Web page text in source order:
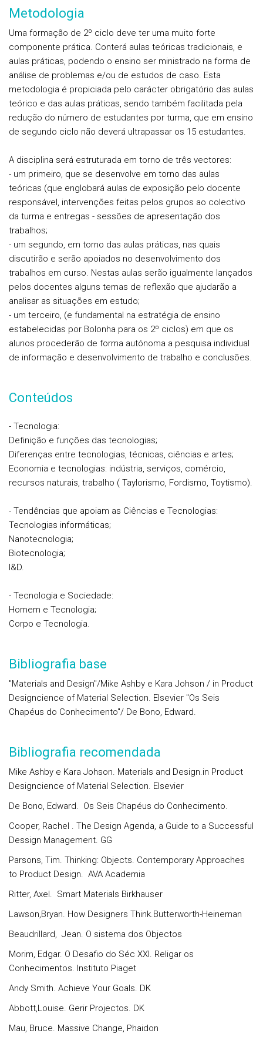
Metodologia
Uma formação de 2º ciclo deve ter uma muito forte
componente prática. Conterá aulas teóricas tradicionais, e
aulas práticas, podendo o ensino ser ministrado na forma de
análise de problemas e/ou de estudos de caso. Esta
metodologia é propiciada pelo carácter obrigatório das aulas
teórico e das aulas práticas, sendo também facilitada pela
redução do número de estudantes por turma, que em ensino
de segundo ciclo não deverá ultrapassar os 15 estudantes.
A disciplina será estruturada em torno de três vectores:
- um primeiro, que se desenvolve em torno das aulas
teóricas (que englobará aulas de exposição pelo docente
responsável, intervenções feitas pelos grupos ao colectivo
da turma e entregas - sessões de apresentação dos
trabalhos;
- um segundo, em torno das aulas práticas, nas quais
discutirão e serão apoiados no desenvolvimento dos
trabalhos em curso. Nestas aulas serão igualmente lançados
pelos docentes alguns temas de reflexão que ajudarão a
analisar as situações em estudo;
- um terceiro, (e fundamental na estratégia de ensino
estabelecidas por Bolonha para os 2º ciclos) em que os
alunos procederão de forma autónoma a pesquisa individual
de informação e desenvolvimento de trabalho e conclusões.
Conteúdos
- Tecnologia:
Definição e funções das tecnologias;
Diferenças entre tecnologias, técnicas, ciências e artes;
Economia e tecnologias: indústria, serviços, comércio,
recursos naturais, trabalho ( Taylorismo, Fordismo, Toytismo).
- Tendências que apoiam as Ciências e Tecnologias:
Tecnologias informáticas;
Nanotecnologia;
Biotecnologia;
I&D.
- Tecnologia e Sociedade:
Homem e Tecnologia;
Corpo e Tecnologia.
Bibliografia base
"Materials and Design"/Mike Ashby e Kara Johson / in Product
Designcience of Material Selection. Elsevier "Os Seis
Chapéus do Conhecimento"/ De Bono, Edward.
Bibliografia recomendada
Mike Ashby e Kara Johson. Materials and Design.in Product
Designcience of Material Selection. Elsevier
De Bono, Edward. Os Seis Chapéus do Conhecimento.
Cooper, Rachel . The Design Agenda, a Guide to a Successful
Dessign Management. GG
Parsons, Tim. Thinking: Objects. Contemporary Approaches
to Product Design. AVA Academia
Ritter, Axel. Smart Materials Birkhauser
Lawson,Bryan. How Designers Think.Butterworth-Heineman
Beaudrillard, Jean. O sistema dos Objectos
Morim, Edgar. O Desafio do Séc XXI. Religar os
Conhecimentos. Instituto Piaget
Andy Smith. Achieve Your Goals. DK
Abbott,Louise. Gerir Projectos. DK
Mau, Bruce. Massive Change, Phaidon